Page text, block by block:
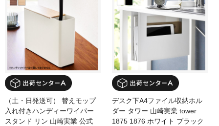
（土・日発送可） 替えモップ
入れ付きハンディーワイパー
スタンド リン 山崎実業 公式
デスク下A4ファイル収納ホル
ダー タワー 山崎実業 tower
1875 1876 ホワイト ブラック